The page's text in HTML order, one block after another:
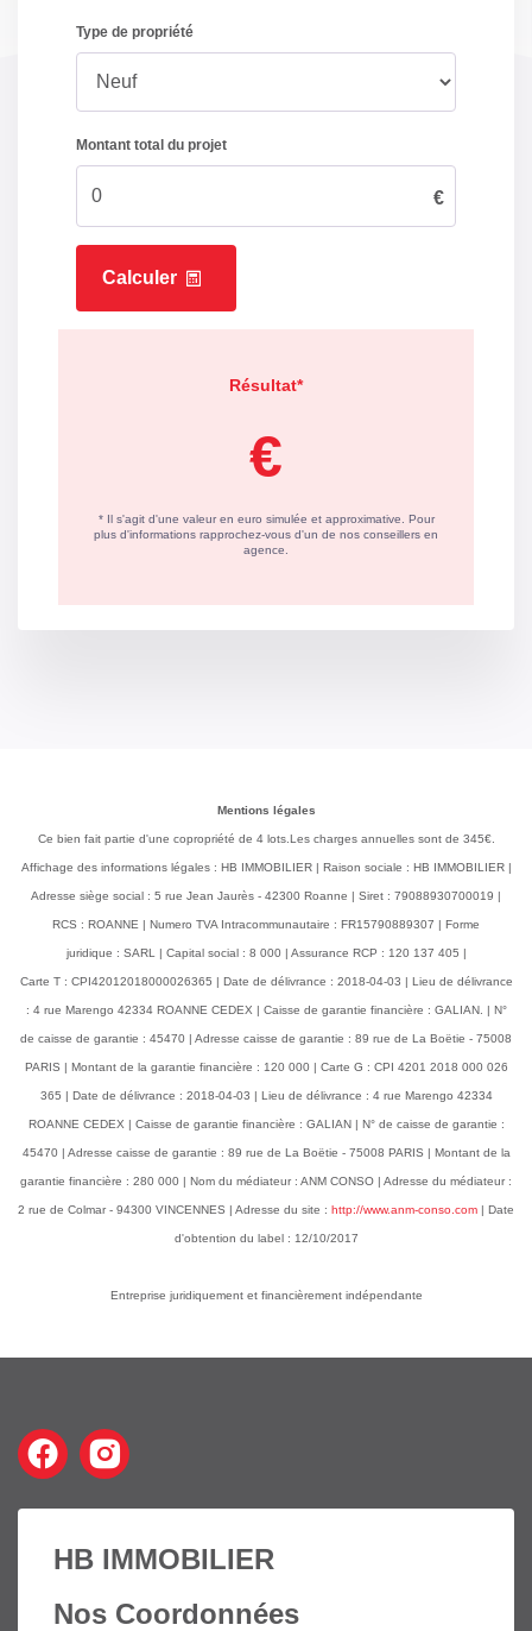
Mentions légales
Ce bien fait partie d'une copropriété de 4 lots.Les charges annuelles sont de 345€.
Affichage des informations légales : HB IMMOBILIER | Raison sociale : HB IMMOBILIER |
Adresse siège social : 5 rue Jean Jaurès - 42300 Roanne | Siret : 79088930700019 |
RCS : ROANNE | Numero TVA Intracommunautaire : FR15790889307 | Forme
juridique : SARL | Capital social : 8 000 | Assurance RCP : 120 137 405 |
Carte T : CPI42012018000026365 | Date de délivrance : 2018-04-03 | Lieu de délivrance
: 4 rue Marengo 42334 ROANNE CEDEX | Caisse de garantie financière : GALIAN. | N°
de caisse de garantie : 45470 | Adresse caisse de garantie : 89 rue de La Boëtie - 75008
PARIS | Montant de la garantie financière : 120 000 | Carte G : CPI 4201 2018 000 026
365 | Date de délivrance : 2018-04-03 | Lieu de délivrance : 4 rue Marengo 42334
ROANNE CEDEX | Caisse de garantie financière : GALIAN | N° de caisse de garantie :
45470 | Adresse caisse de garantie : 89 rue de La Boëtie - 75008 PARIS | Montant de la
garantie financière : 280 000 | Nom du médiateur : ANM CONSO | Adresse du médiateur :
2 rue de Colmar - 94300 VINCENNES | Adresse du site : http://www.anm-conso.com | Date
d'obtention du label : 12/10/2017
Entreprise juridiquement et financièrement indépendante
HB IMMOBILIER
Nos Coordonnées